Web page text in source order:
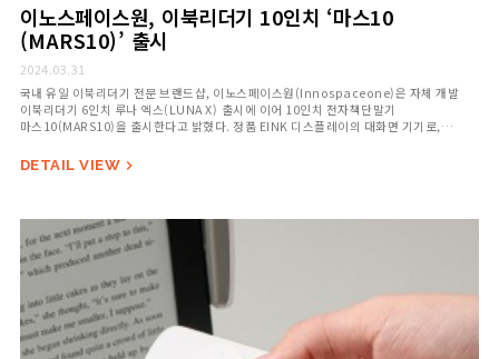
이노스페이스원, 이북리더기 10인치 ‘마스10
(MARS10)’ 출시
2024.03.31
국내 유일 이북리더기 전문 브랜드샵, 이노스페이스원(Innospaceone)은 자체 개발
이북리더기 6인치 루나 엑스(LUNA X) 출시에 이어 10인치 전자책단말기
마스10(MARS10)을 출시한다고 밝혔다. 정품 EINK 디스플레이의 대화면 기기로,
뒀다. 신제품 마스10(MARS10)은 e-ink Carta 대화면 스크린으로 200PPI의 선명한
DETAIL VIEW 